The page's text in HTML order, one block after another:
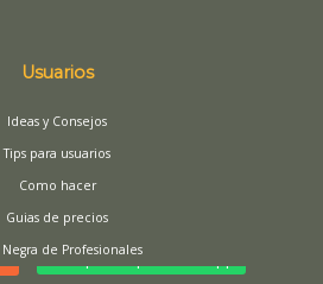
Presupuesto por WhatsApp
Usuarios
Ideas y Consejos
Tips para usuarios
Como hacer
Guias de precios
Negra de Profesionales